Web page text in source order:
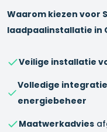
Waarom kiezen voor
laadpaalinstallatie in
Veilige installatie
Volledige
energiebeheer
Maatwerkadvies